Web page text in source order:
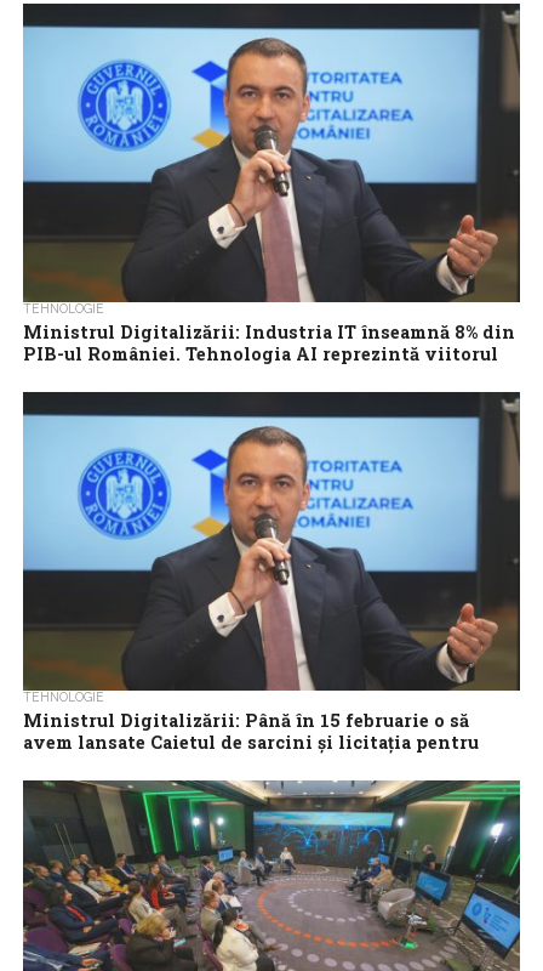
Mbps şi automat la infrastructură de tip 5G
Ministrul Cercetării, Inovării şi Digitalizării Bogan Ivan a anunţat
că Guvernul a aprobat, joi, un memorandum care prevede că
aproximativ 1.000 de...
TEHNOLOGIE
Ministrul Digitalizării: Industria IT înseamnă 8% din
PIB-ul României. Tehnologia AI reprezintă viitorul
TEHNOLOGIE
Ministrul Digitalizării: Până în 15 februarie o să
avem lansate Caietul de sarcini şi licitaţia pentru
Caietul de sarcini şi licitaţia pentru Cloud-ul dedicat al României
vor fi lansate până pe data de 15 februarie şi sper că,...